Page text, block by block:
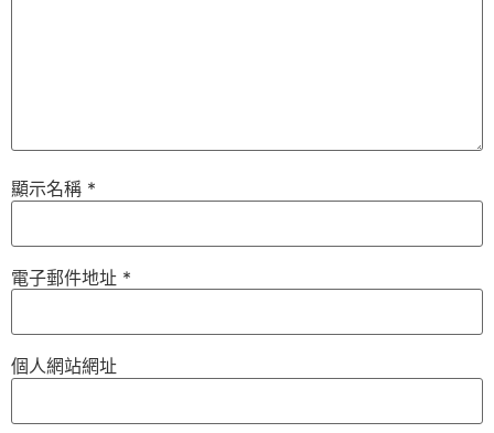
顯示名稱 *
電子郵件地址 *
個人網站網址